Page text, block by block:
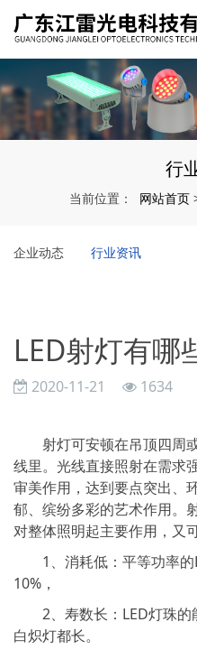
行
当前位置： 网站首页
企业动态 行业资讯
LED射灯有哪
2020-11-21 1634
射灯可安顿在吊顶四周
线里。光线直接照射在需求
审美作用，达到要点突出、
郁、缤纷多彩的艺术作用。
对整体照明起主要作用，又
1、消耗低：平等功率的
10%，
2、寿数长：LED灯珠的
白炽灯都长。